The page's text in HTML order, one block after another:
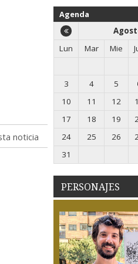
noticia
Agenda
Lun
Mar Mie
3
4 5
10
11 12
17
18 19
24
25 26
31
PERSONAJES